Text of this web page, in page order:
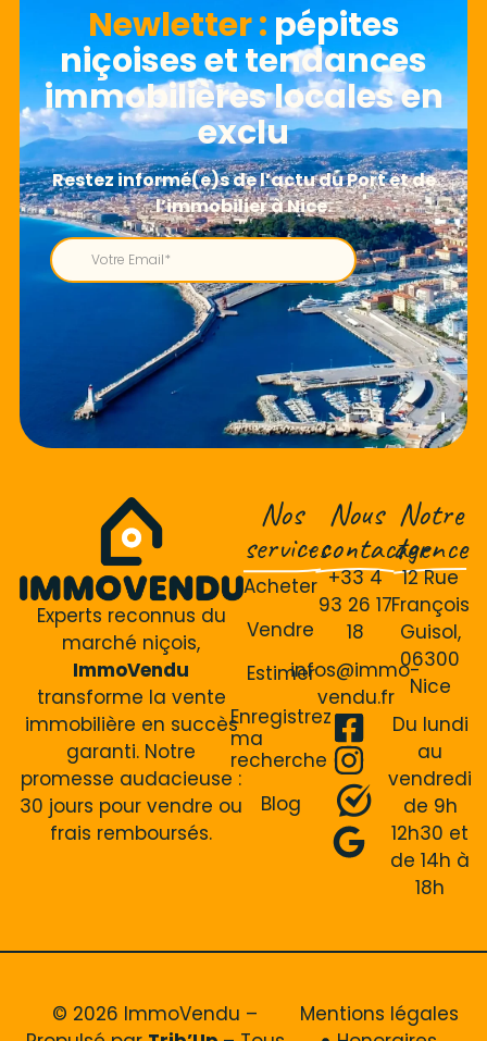
Newletter​ : pépites
niçoises et tendances
immobilières locales en
exclu
Experts reconnus du
marché niçois,
ImmoVendu
transforme la vente
immobilière en succès
garanti. Notre
promesse audacieuse :
30 jours pour vendre ou
frais remboursés.
Nos
services
Acheter
Vendre
Estimer
Enregistrez
ma
recherche
Blog
Nous
contacter
+33 4
93 26 17
18
infos@immo-
vendu.fr
Notre
agence
12 Rue
François
Guisol,
06300
Nice
Du lundi
au
vendredi
de 9h
12h30 et
de 14h à
18h
© 2026 ImmoVendu –
Mentions légales